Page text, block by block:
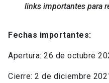
links importantes para
Fechas importantes:
Apertura: 26 de octubre
Cierre: 2 de diciembre